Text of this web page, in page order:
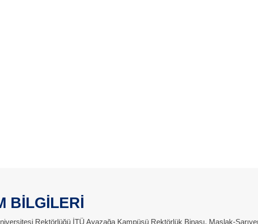
BİLGİLERİ
Rektörlüğü İTÜ Ayazağa Kampüsü Rektörlük Binası, Maslak-